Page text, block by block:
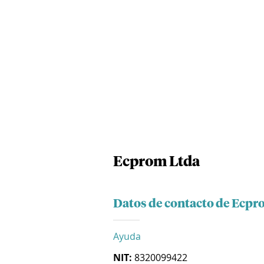
Ecprom Ltda
Datos de contacto de
Ayuda
NIT: 8320099422